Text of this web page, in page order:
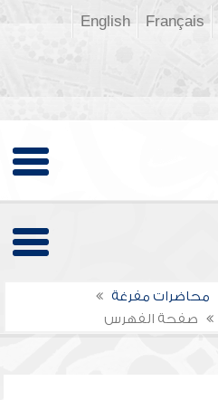
Français
English
محاضرات مفرغة
صفحة الفهرس